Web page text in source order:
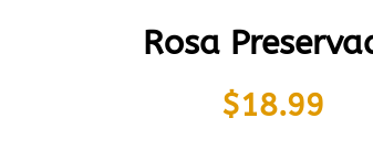
Rosa
$18.99